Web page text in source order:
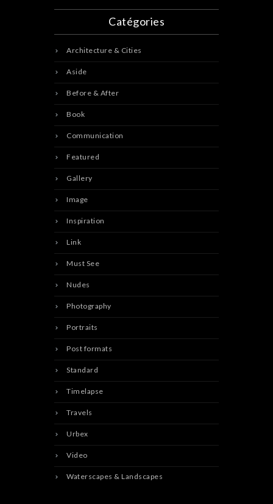
Catégories
Architecture & Cities
Aside
Before & After
Book
Communication
Featured
Gallery
Image
Inspiration
Link
Must See
Nudes
Photography
Portraits
Post formats
Standard
Timelapse
Travels
Urbex
Video
Waterscapes & Landscapes